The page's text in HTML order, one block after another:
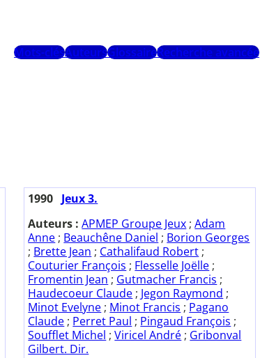
Mots-clésAuteursGlossaireRecherche avancée
1990 Jeux 3.
Auteurs :APMEP Groupe Jeux ;Adam
Anne ; Beauchêne Daniel ; Borion Georges
; Brette Jean ; Cathalifaud Robert ;
Couturier François ; Flesselle Joëlle ;
Fromentin Jean ; Gutmacher Francis ;
Haudecoeur Claude ; Jegon Raymond ;
Minot Evelyne ; Minot Francis ; Pagano
Claude ; Perret Paul ; Pingaud François ;
Soufflet Michel ;Viricel André ; Gribonval
Gilbert. Dir.